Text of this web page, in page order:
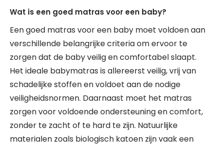
Wat is een goed matras voor een baby?
Een goed matras voor een baby moet voldoen aan
verschillende belangrijke criteria om ervoor te
zorgen dat de baby veilig en comfortabel slaapt.
Het ideale babymatras is allereerst veilig, vrij van
schadelijke stoffen en voldoet aan de nodige
veiligheidsnormen. Daarnaast moet het matras
zorgen voor voldoende ondersteuning en comfort,
zonder te zacht of te hard te zijn. Natuurlijke
materialen zoals biologisch katoen zijn vaak een